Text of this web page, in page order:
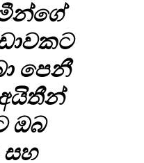
පෙනී
අයිතීන්
ඔබ